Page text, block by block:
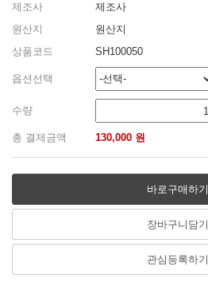
제조사
제조사
원산지
원산지
상품코드
SH100050
옵션선택
수량
총 결제금액 130,000 원
바로구매하기
장바구니담기
관심등록하기